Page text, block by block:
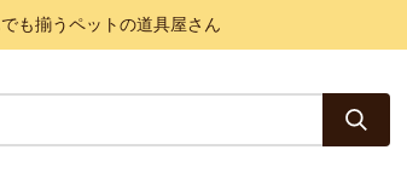
も揃うペットの道具屋さん